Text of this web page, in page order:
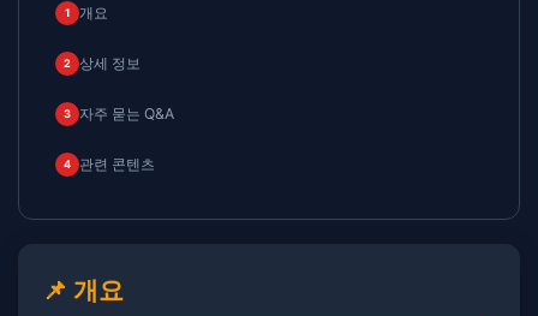
1 개요
2 상세 정보
3 자주 묻는 Q&A
4 관련 콘텐츠
📌 개요